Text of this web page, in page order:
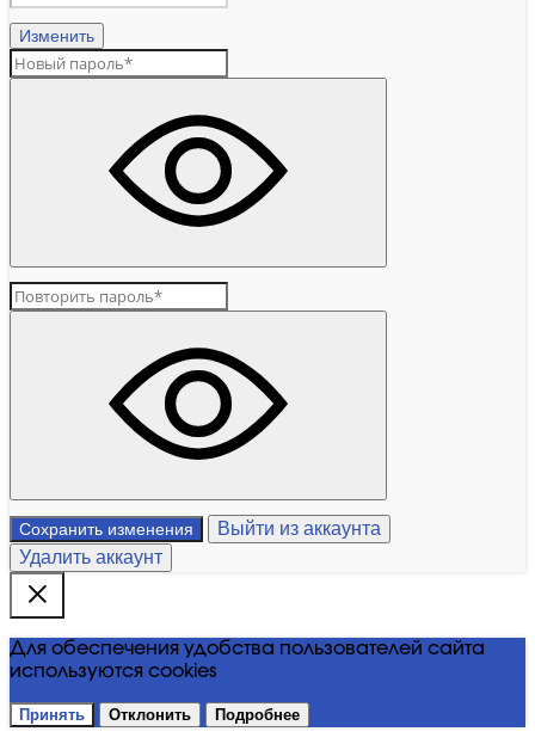
Изменить
Сохранить изменения
Выйти из аккаунта
Удалить аккаунт
Для обеспечения удобства пользователей сайта
используются cookies
Принять Отклонить Подробнее